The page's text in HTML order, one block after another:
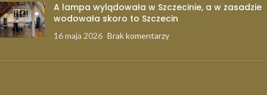
A lampa wylądowała w Szczecinie, a w zasadzie
wodowała skoro to Szczecin
16 maja 2026 Brak komentarzy